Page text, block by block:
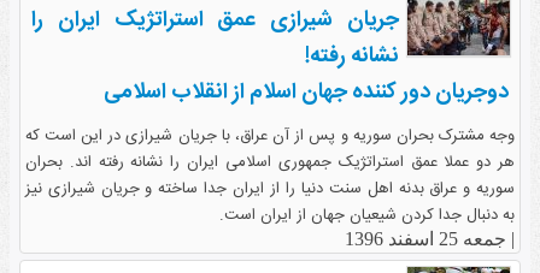
جریان شیرازی عمق استراتژیک ایران را
نشانه رفته!
دوجریان دور کننده جهان اسلام از انقلاب اسلامی
وجه مشترک بحران سوریه و پس از آن عراق، با جریان شیرازی در این است که
هر دو عملا عمق استراتژیک جمهوری اسلامی ایران را نشانه رفته اند. بحران
سوریه و عراق بدنه اهل سنت دنیا را از ایران جدا ساخته و جریان شیرازی نیز
به دنبال جدا کردن شیعیان جهان از ایران است.
| جمعه 25 اسفند 1396